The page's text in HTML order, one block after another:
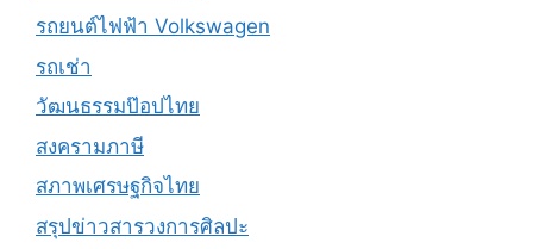
รถยนต์ไฟฟ้า Volkswagen
รถเช่า
วัฒนธรรมป๊อปไทย
สงครามภาษี
สภาพเศรษฐกิจไทย
สรุปข่าวสารวงการศิลปะ